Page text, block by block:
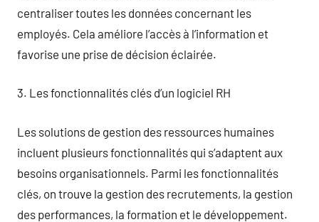
centraliser toutes les données concernant les
employés. Cela améliore l’accès à l’information et
favorise une prise de décision éclairée.
3. Les fonctionnalités clés d’un logiciel RH
Les solutions de gestion des ressources humaines
incluent plusieurs fonctionnalités qui s’adaptent aux
besoins organisationnels. Parmi les fonctionnalités
clés, on trouve la gestion des recrutements, la gestion
des performances, la formation et le développement.